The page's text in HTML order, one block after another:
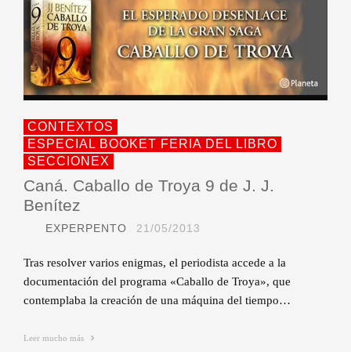
CONTEXTOS
ESPECIAL BOOKET FERIA DEL LIBRO
SECCIONEX
Caná. Caballo de Troya 9 de J. J.
Benítez
EXPERPENTO 21/05/2013
Tras resolver varios enigmas, el periodista accede a la
documentación del programa «Caballo de Troya», que
contemplaba la creación de una máquina del tiempo…
Leer mucho más